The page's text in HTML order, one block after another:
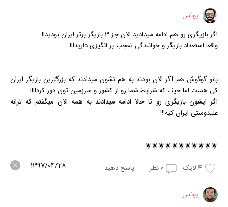
یونس
اگر بازیگری رو هم ادامه میدادید الان جز 3 بازیگر برتر ایران بودید!!
واقعا استعداد بازیگر و خوانندگی تعجب بر انگیزی دارید!!!
بانو گوگوش هم اگر الان بودند به هم نشون میدادند که بزرگترین بازیگر ایران
کی هست اما حیف که شرایط شما رو از کشور و سرزمین تون دور کرد!!!!
اگر ایشون بازیگری رو تا حالا ادامه میدادند به همه الان میگفتم که ترانه
علیدوستی ایران کیه!!!
🌟🌟🌟🌟🌟🌟🌟🌟🌟🌟🌟
4لایک 0 نظر پاسخ دهید 1397/04/28
یونس